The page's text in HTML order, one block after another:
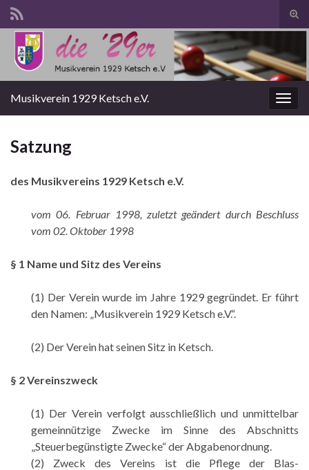
Search for:
Musikverein 1929 Ketsch e.V.
Satzung
des Musikvereins 1929 Ketsch e.V.
vom 06. Februar 1998, zuletzt geändert durch Beschluss
vom 02. Oktober 1998
§ 1 Name und Sitz des Vereins
(1) Der Verein wurde im Jahre 1929 gegründet. Er führt
den Namen: „Musikverein 1929 Ketsch e.V.“.
(2) Der Verein hat seinen Sitz in Ketsch.
§ 2 Vereinszweck
(1) Der Verein verfolgt ausschließlich und unmittelbar
gemeinnützige Zwecke im Sinne des Abschnitts
„Steuerbegünstigte Zwecke“ der Abgabenordnung.
(2) Zweck des Vereins ist die Pflege der Blas-